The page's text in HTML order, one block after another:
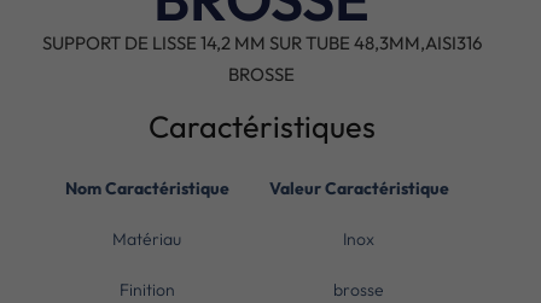
SUPPORT DE LISSE 14,2 MM SUR TUBE 48,3MM,AISI316
BROSSE
Caractéristiques
Nom Caractéristique Valeur Caractéristique
Matériau Inox
Finition brosse